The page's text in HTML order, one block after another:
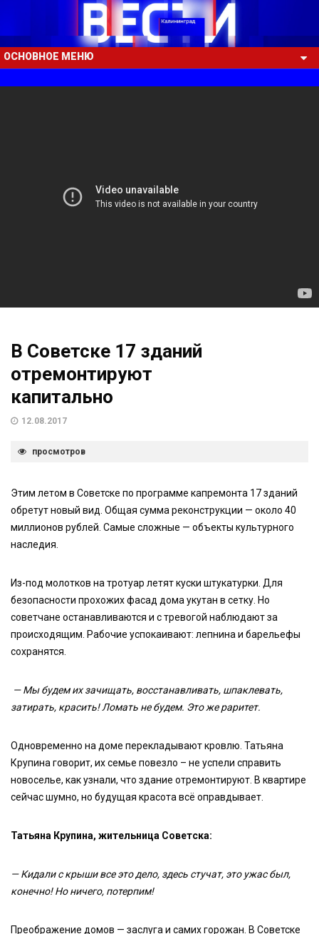
ОСНОВНОЕ МЕНЮ
В Советске 17 зданий
отремонтируют
капитально
12.08.2017
просмотров
Этим летом в Советске по программе капремонта 17 зданий
обретут новый вид. Общая сумма реконструкции — около 40
миллионов рублей. Самые сложные — объекты культурного
наследия.
Из-под молотков на тротуар летят куски штукатурки. Для
безопасности прохожих фасад дома укутан в сетку. Но
советчане останавливаются и с тревогой наблюдают за
происходящим. Рабочие успокаивают: лепнина и барельефы
сохранятся.
— Мы будем их зачищать, восстанавливать, шпаклевать,
затирать, красить! Ломать не будем. Это же раритет.
Одновременно на доме перекладывают кровлю. Татьяна
Крупина говорит, их семье повезло – не успели справить
новоселье, как узнали, что здание отремонтируют. В квартире
сейчас шумно, но будущая красота всё оправдывает.
Татьяна Крупина, жительница Советска:
— Кидали с крыши все это дело, здесь стучат, это ужас был,
конечно! Но ничего, потерпим!
Преображение домов — заслуга и самих горожан. В Советске